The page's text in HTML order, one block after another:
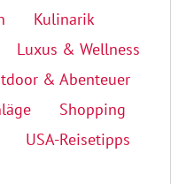
Kulinarik
Luxus & Wellness
& Abenteuer
Shopping
USA-Reisetipps